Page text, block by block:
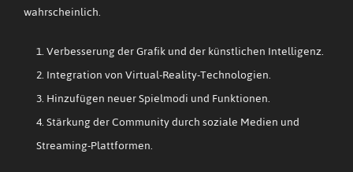
wahrscheinlich.
Verbesserung der Grafik und der künstlichen Intelligenz.
Integration von Virtual-Reality-Technologien.
Hinzufügen neuer Spielmodi und Funktionen.
Stärkung der Community durch soziale Medien und
Streaming-Plattformen.